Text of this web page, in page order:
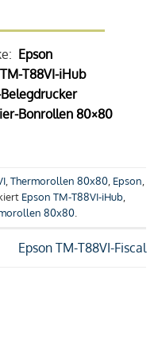
Epson
TM-T88VI-iHub
Bonrollen 80×80
,Thermorollen 80x80, Epson,
Epson TM-T88VI-iHub,
80x80.
Epson TM-T88VI-Fiscal